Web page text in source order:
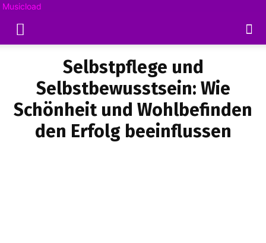
Musicload
Selbstpflege und
Selbstbewusstsein: Wie
Schönheit und Wohlbefinden
den Erfolg beeinflussen